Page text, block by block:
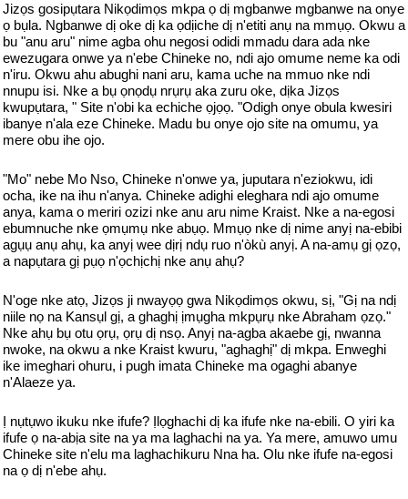
Jizọs gosipụtara Nikọdimọs mkpa ọ dị mgbanwe mgbanwe na onye
ọ bụla. Ngbanwe dị oke dị ka ọdịiche dị n'etiti anụ na mmụọ. Okwu a
bu "anu aru" nime agba ohu negosi odidi mmadu dara ada nke
ewezugara onwe ya n'ebe Chineke no, ndi ajo omume neme ka odi
n'iru. Okwu ahu abughi nani aru, kama uche na mmuo nke ndi
nnupu isi. Nke a bụ ọnọdụ nrụrụ aka zuru oke, dịka Jizọs
kwupụtara, " Site n'obi ka echiche ọjọọ. "Odigh onye obula kwesiri
ibanye n'ala eze Chineke. Madu bu onye ojo site na omumu, ya
mere obu ihe ojo.
"Mo" nebe Mo Nso, Chineke n'onwe ya, juputara n'eziokwu, idi
ocha, ike na ihu n'anya. Chineke adighi eleghara ndi ajo omume
anya, kama o meriri ozizi nke anu aru nime Kraist. Nke a na-egosi
ebumnuche nke ọmụmụ nke abụọ. Mmụọ nke dị nime anyị na-ebibi
agụụ anụ ahụ, ka anyị wee dịrị ndụ ruo n'òkù anyị. A na-amụ gị ọzọ,
a napụtara gị pụọ n'ọchịchị nke anụ ahụ?
N'oge nke atọ, Jizọs ji nwayọọ gwa Nikọdimọs okwu, sị, "Gị na ndị
niile nọ na Kansụl gị, a ghaghị ịmụgha mkpụrụ nke Abraham ọzọ."
Nke ahụ bụ otu ọrụ, ọrụ dị nsọ. Anyị na-agba akaebe gị, nwanna
nwoke, na okwu a nke Kraist kwuru, "aghaghị" dị mkpa. Enweghi
ike imeghari ohuru, i pugh imata Chineke ma ogaghi abanye
n'Alaeze ya.
Ị nụtụwo ikuku nke ifufe? Ịlọghachi dị ka ifufe nke na-ebili. O yiri ka
ifufe ọ na-abịa site na ya ma laghachi na ya. Ya mere, amuwo umu
Chineke site n'elu ma laghachikuru Nna ha. Olu nke ifufe na-egosi
na ọ dị n'ebe ahụ.